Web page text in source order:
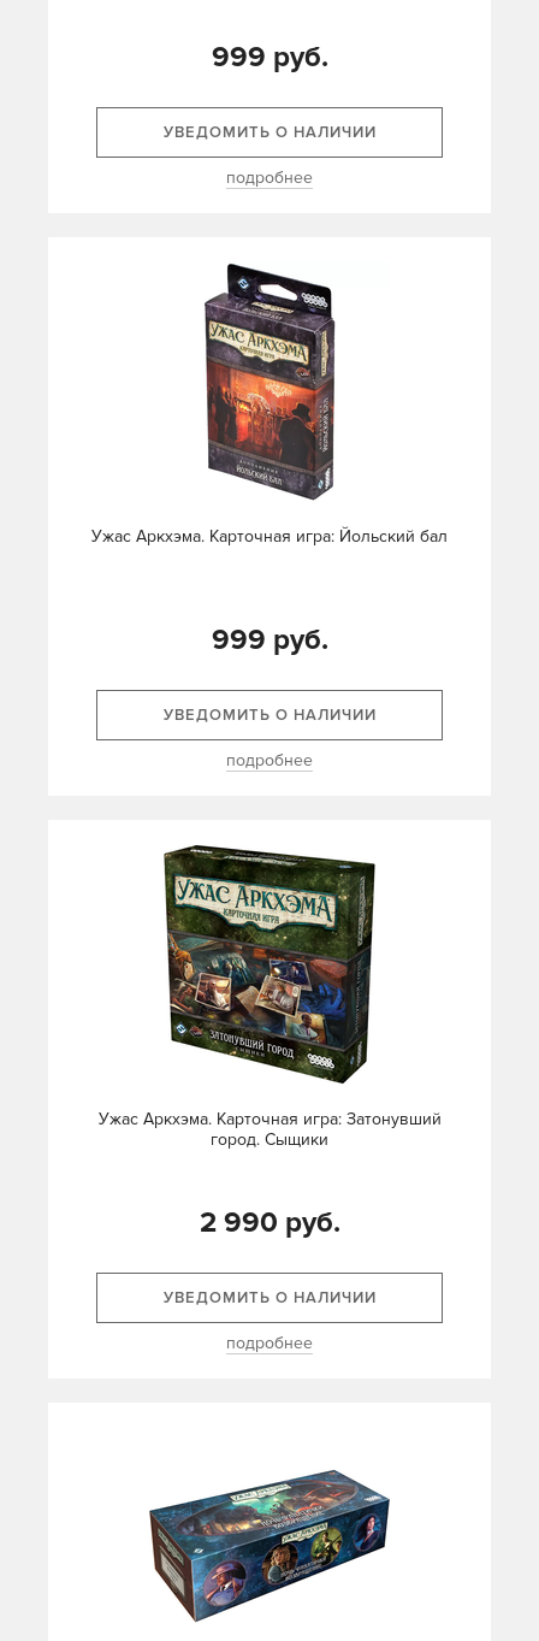
999 руб.
УВЕДОМИТЬ О НАЛИЧИИ
подробнее
Ужас Аркхэма. Карточная игра: Йольский бал
999 руб.
УВЕДОМИТЬ О НАЛИЧИИ
подробнее
Ужас Аркхэма. Карточная игра: Затонувший
город. Сыщики
2 990 руб.
УВЕДОМИТЬ О НАЛИЧИИ
подробнее